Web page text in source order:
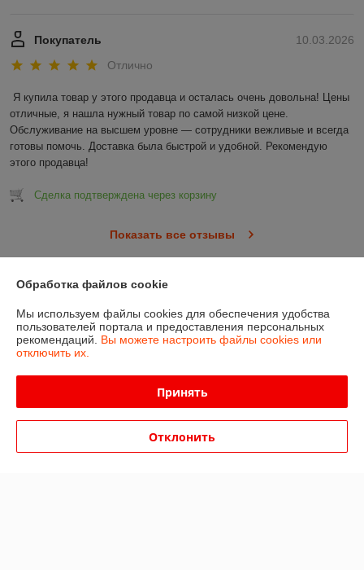
10.03.2026
Покупатель
Отлично
Я купила товар у этого продавца и осталась очень довольна! Цены
отличные, я нашла нужный товар по самой низкой цене.
Обслуживание на высшем уровне — сотрудники вежливые и всегда
готовы помочь. Доставка была быстрой и удобной. Рекомендую
этого продавца!
Сделка подтверждена через корзину
Показать все отзывы
О нас
Контакты
График работы
Обработка файлов cookie
Мы используем файлы cookies для обеспечения удобства
пользователей портала и предоставления персональных
рекомендаций. Вы можете настроить файлы cookies или
отключить их.
Принять
Отклонить